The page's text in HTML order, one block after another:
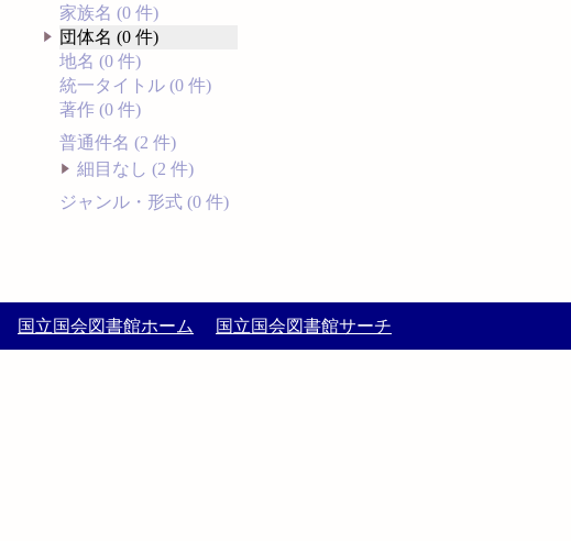
家族名 (0 件)
団体名 (0 件)
地名 (0 件)
統一タイトル (0 件)
著作 (0 件)
普通件名 (2 件)
細目なし (2 件)
ジャンル・形式 (0 件)
国立国会図書館ホーム 国立国会図書館サーチ